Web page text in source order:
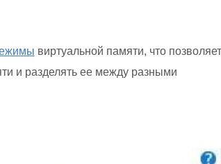
виртуальной памяти, что позволяет
и разделять ее между разными